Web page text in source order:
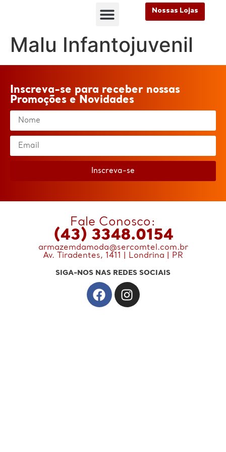
Nossas Lojas
Nossas Lojas
Malu Infantojuvenil
Inscreva-se para receber nossas
Promoções e Novidades
Inscreva-se
Fale Conosco:
(43) 3348.0154
armazemdamoda@sercomtel.com.br
Av. Tiradentes, 1411 | Londrina | PR
SIGA-NOS NAS REDES SOCIAIS